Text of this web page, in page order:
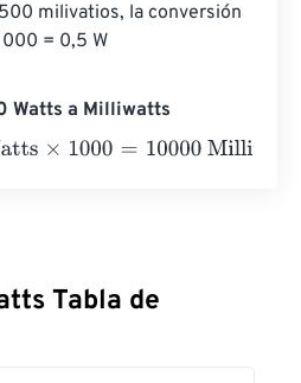
milivatios, la conversión
= 0,5 W
Watts a Milliwatts
=10000 Milliwatts
Tabla de